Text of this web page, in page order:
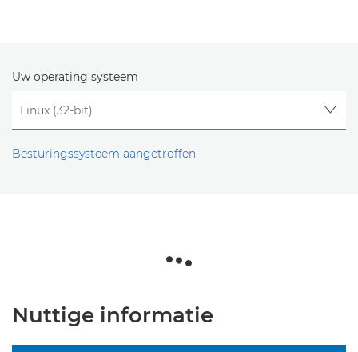
Uw operating systeem
Besturingssysteem aangetroffen
Nuttige informatie